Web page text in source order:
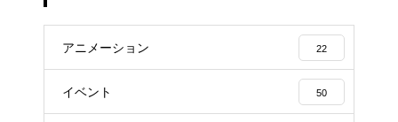
アニメーション 22
イベント 50